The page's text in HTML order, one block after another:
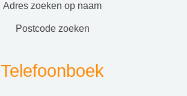
adres zoeken op naam
postcode zoeken
Telefoonboek